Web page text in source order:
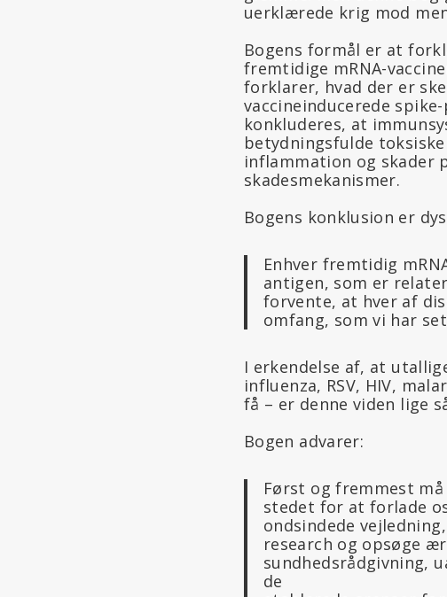
uerklærede krig mod
Bogens formål er at
fremtidige mRNA-
forklarer, hvad der er
vaccineinducerede
konkluderes, at
betydningsfulde
inflammation og skader
skadesmekanismer.
Bogens konklusion er
Enhver fremtidig
antigen, som er
forvente, at hver af
omfang, som vi har
I erkendelse af, at
influenza, RSV, HIV,
få – er denne viden lige
Bogen advarer:
Først og fremmest
stedet for at forlade
ondsindede
research og opsøge
sundhedsrådgivning,
de